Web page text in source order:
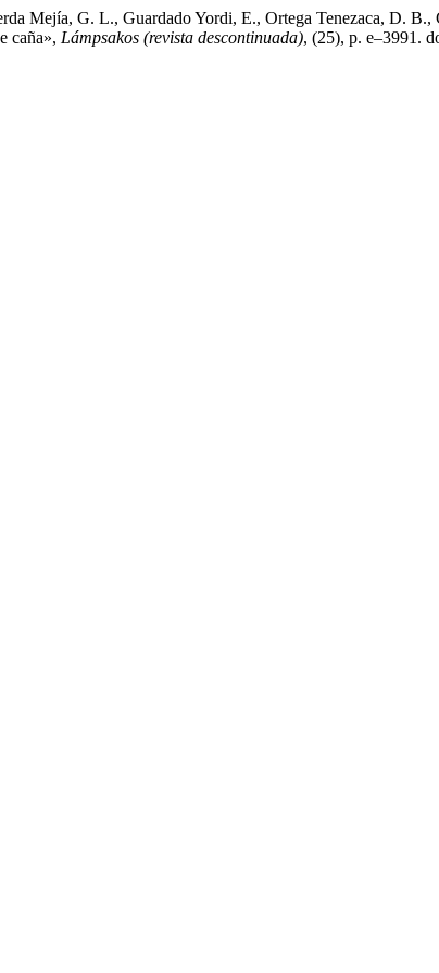
Mejía, G. L., Guardado Yordi, E., Ortega Tenezaca, D.
caña», Lámpsakos (revista descontinuada), (25), p. e–3991.